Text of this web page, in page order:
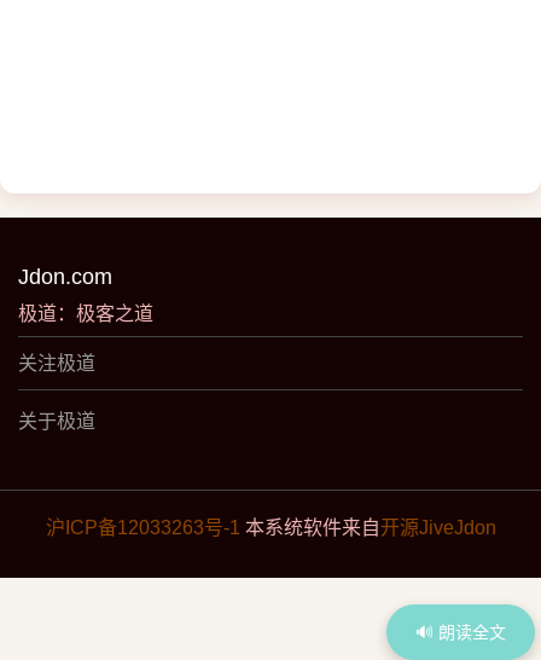
Jdon.com
极道：极客之道
关注极道
关于极道
沪ICP备12033263号-1 本系统软件来自开源JiveJdon
🔊 朗读全文